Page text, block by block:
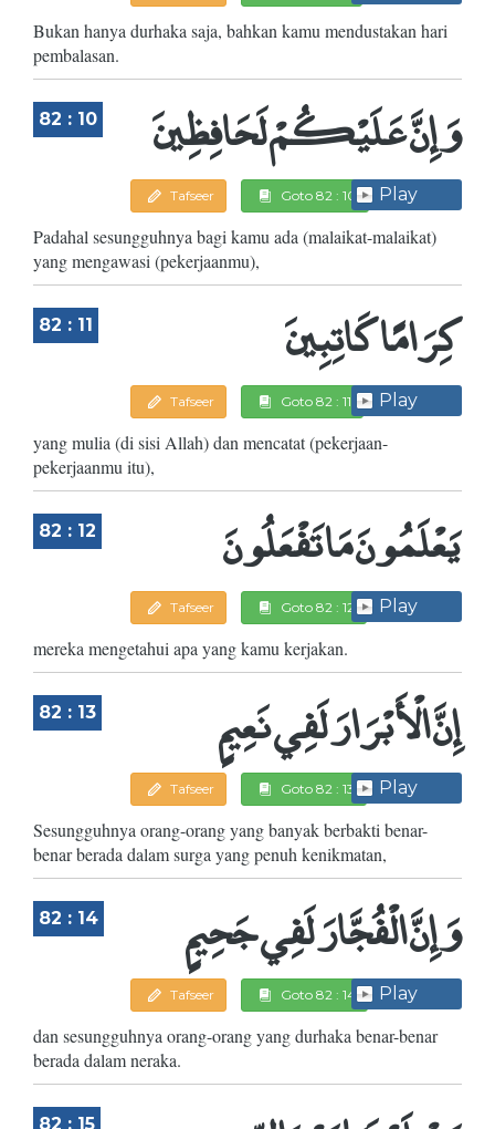
Bukan hanya durhaka saja, bahkan kamu mendustakan hari
pembalasan.
82 : 10 وَإِنَّ عَلَيْكُمْ لَحَافِظِينَ
Tafseer Goto 82 : 10 Play
Padahal sesungguhnya bagi kamu ada (malaikat-malaikat)
yang mengawasi (pekerjaanmu),
82 : 11 كِرَامًا كَاتِبِينَ
Tafseer Goto 82 : 11 Play
yang mulia (di sisi Allah) dan mencatat (pekerjaan-
pekerjaanmu itu),
82 : 12 يَعْلَمُونَ مَا تَفْعَلُونَ
Tafseer Goto 82 : 12 Play
mereka mengetahui apa yang kamu kerjakan.
82 : 13 إِنَّ الْأَبْرَارَ لَفِي نَعِيمٍ
Tafseer Goto 82 : 13 Play
Sesungguhnya orang-orang yang banyak berbakti benar-
benar berada dalam surga yang penuh kenikmatan,
82 : 14 وَإِنَّ الْفُجَّارَ لَفِي جَحِيمٍ
Tafseer Goto 82 : 14 Play
dan sesungguhnya orang-orang yang durhaka benar-benar
berada dalam neraka.
82 : 15